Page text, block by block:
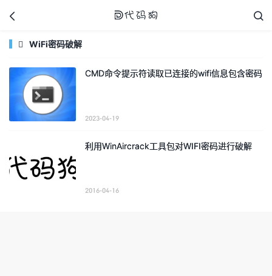

 
 WiFi密码破解
CMD命令提示符读取已连接的wifi信息包含密码
2023-04-19
利用WinAircrack工具包对WIFI密码进行破解
2016-04-16